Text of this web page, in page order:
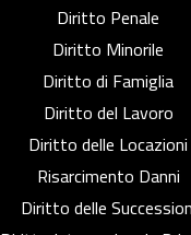
Diritto Penale
Diritto Minorile
Diritto di Famiglia
Diritto del Lavoro
Diritto delle Locazioni
Risarcimento Danni
Diritto delle